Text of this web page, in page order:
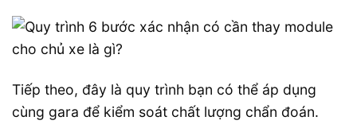
Tiếp theo, đây là quy trình bạn có thể áp dụng
cùng gara để kiểm soát chất lượng chẩn đoán.